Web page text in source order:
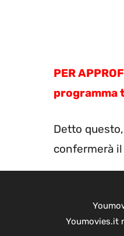
PER
programma
Detto
confermerà
Youmovies.it